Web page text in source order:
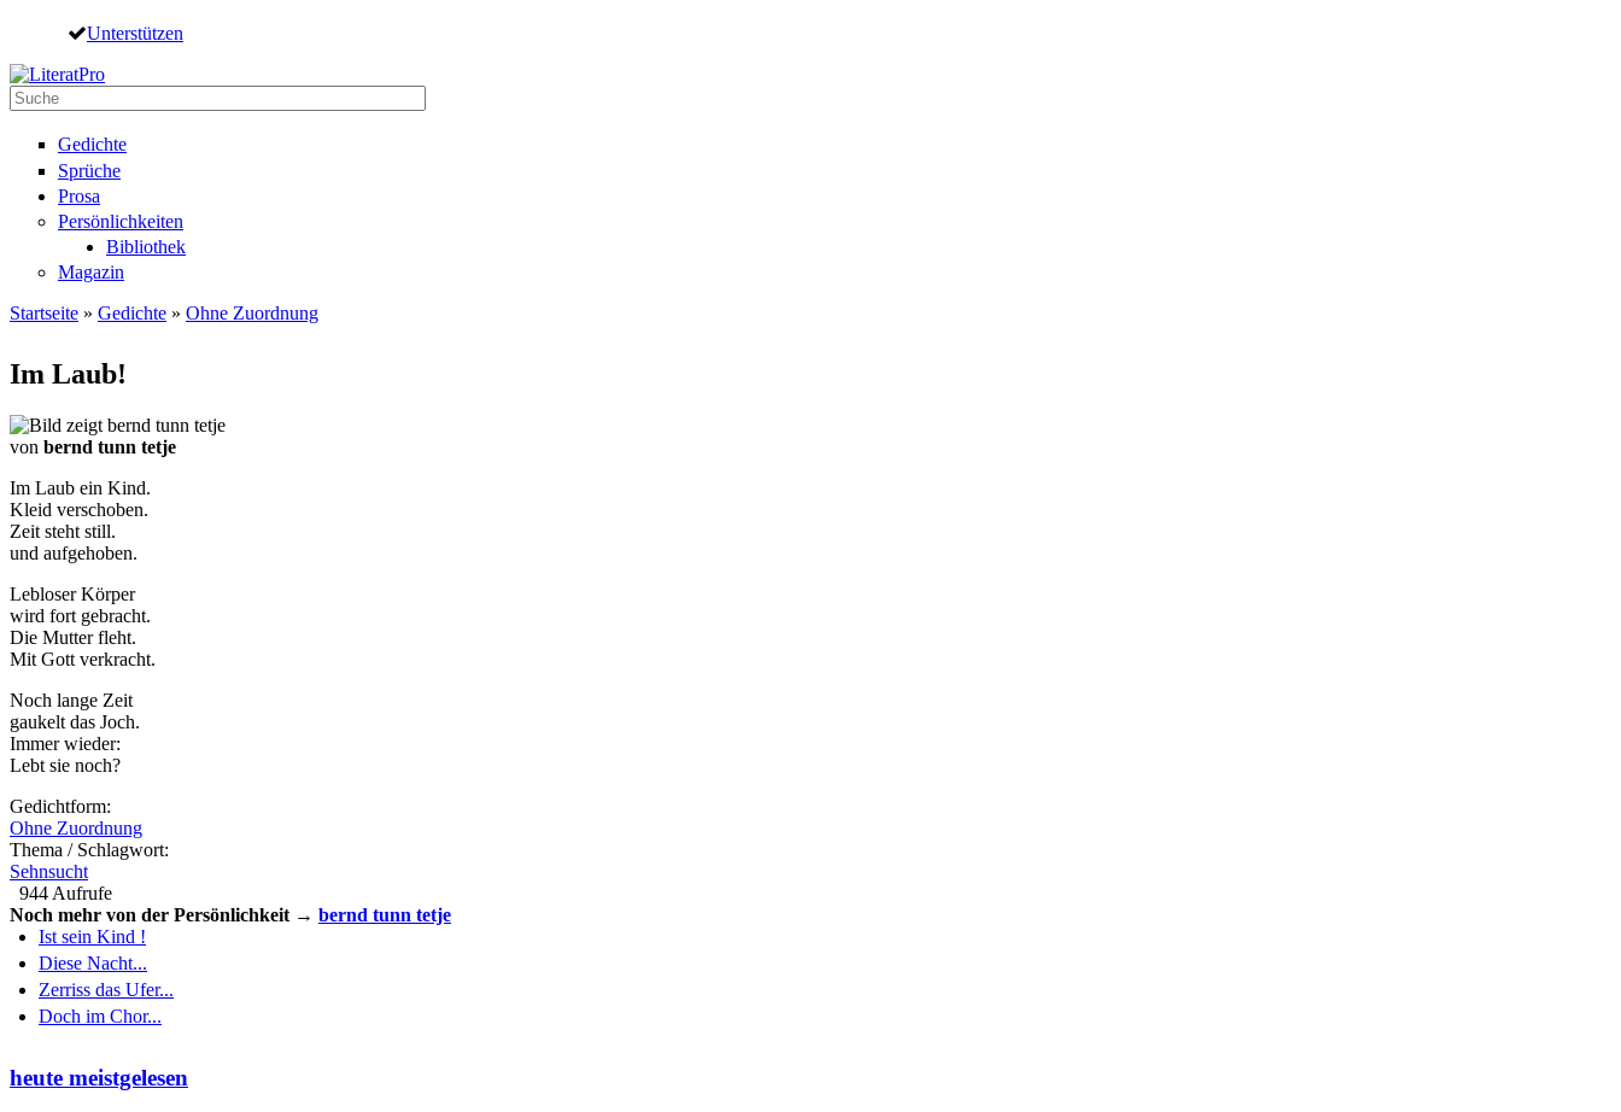
Direkt zum Inhalt
Unterstützen
Suche
Gedichte
Sprüche
Prosa
Persönlichkeiten
Bibliothek
Magazin
Startseite » Gedichte » Ohne Zuordnung
Im Laub!
von bernd tunn tetje
Im Laub ein Kind.
Kleid verschoben.
Zeit steht still.
und aufgehoben.
Lebloser Körper
wird fort gebracht.
Die Mutter fleht.
Mit Gott verkracht.
Noch lange Zeit
gaukelt das Joch.
Immer wieder:
Lebt sie noch?
Gedichtform:
Ohne Zuordnung
Thema / Schlagwort:
Sehnsucht
944 Aufrufe
Noch mehr von der Persönlichkeit → bernd tunn tetje
Ist sein Kind !
Diese Nacht...
Zerriss das Ufer...
Doch im Chor...
heute meistgelesen